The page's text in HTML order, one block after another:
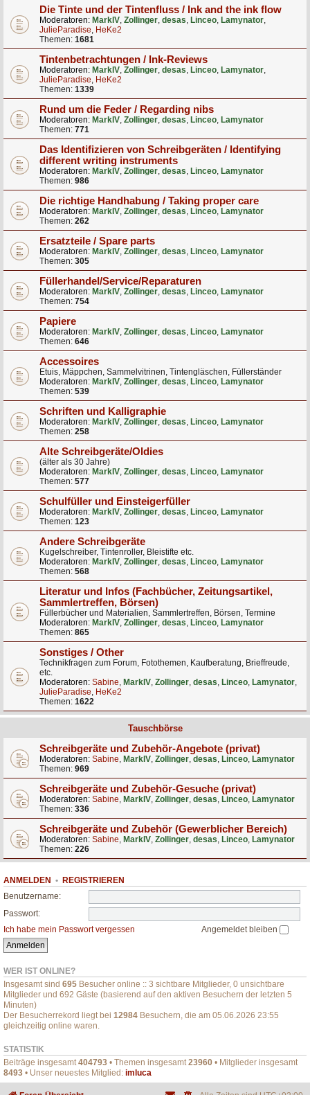
Die Tinte und der Tintenfluss / Ink and the ink flow
Moderatoren: MarkIV, Zollinger, desas, Linceo, Lamynator,
JulieParadise, HeKe2
Themen: 1681
Tintenbetrachtungen / Ink-Reviews
Moderatoren: MarkIV, Zollinger, desas, Linceo, Lamynator,
JulieParadise, HeKe2
Themen: 1339
Rund um die Feder / Regarding nibs
Moderatoren: MarkIV, Zollinger, desas, Linceo, Lamynator
Themen: 771
Das Identifizieren von Schreibgeräten / Identifying
different writing instruments
Moderatoren: MarkIV, Zollinger, desas, Linceo, Lamynator
Themen: 986
Die richtige Handhabung / Taking proper care
Moderatoren: MarkIV, Zollinger, desas, Linceo, Lamynator
Themen: 262
Ersatzteile / Spare parts
Moderatoren: MarkIV, Zollinger, desas, Linceo, Lamynator
Themen: 305
Füllerhandel/Service/Reparaturen
Moderatoren: MarkIV, Zollinger, desas, Linceo, Lamynator
Themen: 754
Papiere
Moderatoren: MarkIV, Zollinger, desas, Linceo, Lamynator
Themen: 646
Accessoires
Etuis, Mäppchen, Sammelvitrinen, Tintengläschen, Füllerständer
Moderatoren: MarkIV, Zollinger, desas, Linceo, Lamynator
Themen: 539
Schriften und Kalligraphie
Moderatoren: MarkIV, Zollinger, desas, Linceo, Lamynator
Themen: 258
Alte Schreibgeräte/Oldies
(älter als 30 Jahre)
Moderatoren: MarkIV, Zollinger, desas, Linceo, Lamynator
Themen: 577
Schulfüller und Einsteigerfüller
Moderatoren: MarkIV, Zollinger, desas, Linceo, Lamynator
Themen: 123
Andere Schreibgeräte
Kugelschreiber, Tintenroller, Bleistifte etc.
Moderatoren: MarkIV, Zollinger, desas, Linceo, Lamynator
Themen: 568
Literatur und Infos (Fachbücher, Zeitungsartikel,
Sammlertreffen, Börsen)
Füllerbücher und Materialien, Sammlertreffen, Börsen, Termine
Moderatoren: MarkIV, Zollinger, desas, Linceo, Lamynator
Themen: 865
Sonstiges / Other
Technikfragen zum Forum, Fotothemen, Kaufberatung, Brieffreude,
etc.
Moderatoren: Sabine, MarkIV, Zollinger, desas, Linceo, Lamynator,
JulieParadise, HeKe2
Themen: 1622
Tauschbörse
Schreibgeräte und Zubehör-Angebote (privat)
Moderatoren: Sabine, MarkIV, Zollinger, desas, Linceo, Lamynator
Themen: 969
Schreibgeräte und Zubehör-Gesuche (privat)
Moderatoren: Sabine, MarkIV, Zollinger, desas, Linceo, Lamynator
Themen: 336
Schreibgeräte und Zubehör (Gewerblicher Bereich)
Moderatoren: Sabine, MarkIV, Zollinger, desas, Linceo, Lamynator
Themen: 226
ANMELDEN • REGISTRIEREN
Benutzername:
Passwort:
Ich habe mein Passwort vergessen
Angemeldet bleiben
WER IST ONLINE?
Insgesamt sind 695 Besucher online :: 3 sichtbare Mitglieder, 0 unsichtbare
Mitglieder und 692 Gäste (basierend auf den aktiven Besuchern der letzten 5
Minuten)
Der Besucherrekord liegt bei 12984 Besuchern, die am 05.06.2026 23:55
gleichzeitig online waren.
STATISTIK
Beiträge insgesamt404793 • Themen insgesamt23960 • Mitglieder insgesamt
8493 • Unser neuestes Mitglied: imluca